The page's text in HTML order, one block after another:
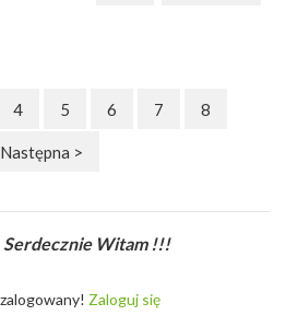
4 5 6 7 8
Następna >
Serdecznie Witam !!!
Zaloguj się